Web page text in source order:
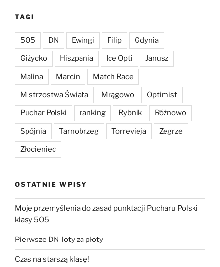
TAGI
5O5 DN Ewingi Filip Gdynia
Giżycko Hiszpania Ice Opti Janusz
Malina Marcin Match Race
Mistrzostwa Świata Mrągowo Optimist
Puchar Polski ranking Rybnik Różnowo
Spójnia Tarnobrzeg Torrevieja Zegrze
Złocieniec
OSTATNIE WPISY
Moje przemyślenia do zasad punktacji Pucharu Polski
klasy 5O5
Pierwsze DN-loty za płoty
Czas na starszą klasę!